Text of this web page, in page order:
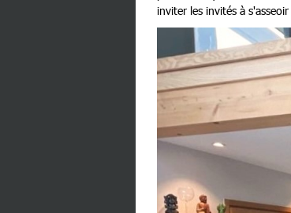
inviter les invités à